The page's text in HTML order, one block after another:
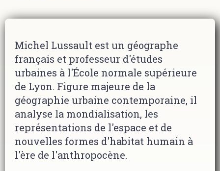
Michel Lussault est un géographe
français et professeur d'études
urbaines à l'École normale supérieure
de Lyon. Figure majeure de la
géographie urbaine contemporaine, il
analyse la mondialisation, les
représentations de l'espace et de
nouvelles formes d'habitat humain à
l'ère de l'anthropocène.